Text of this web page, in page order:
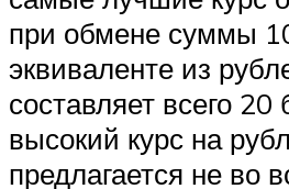
при обмене суммы
эквиваленте из
составляет всего 20
высокий курс на
предлагается не во